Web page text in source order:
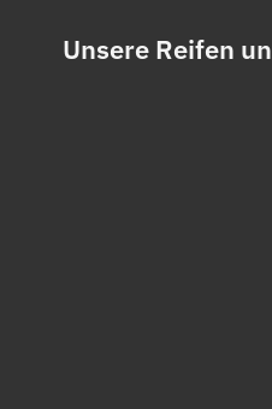
Unsere Reifen